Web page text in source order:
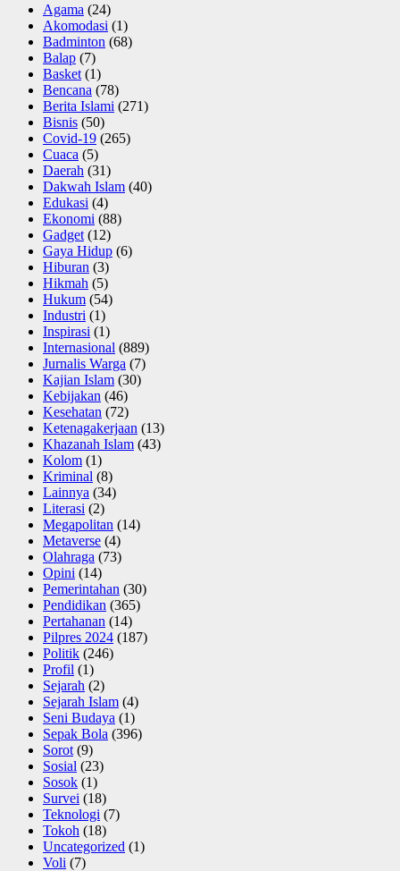
Agama (24)
Akomodasi (1)
Badminton (68)
Balap (7)
Basket (1)
Bencana (78)
Berita Islami (271)
Bisnis (50)
Covid-19 (265)
Cuaca (5)
Daerah (31)
Dakwah Islam (40)
Edukasi (4)
Ekonomi (88)
Gadget (12)
Gaya Hidup (6)
Hiburan (3)
Hikmah (5)
Hukum (54)
Industri (1)
Inspirasi (1)
Internasional (889)
Jurnalis Warga (7)
Kajian Islam (30)
Kebijakan (46)
Kesehatan (72)
Ketenagakerjaan (13)
Khazanah Islam (43)
Kolom (1)
Kriminal (8)
Lainnya (34)
Literasi (2)
Megapolitan (14)
Metaverse (4)
Olahraga (73)
Opini (14)
Pemerintahan (30)
Pendidikan (365)
Pertahanan (14)
Pilpres 2024 (187)
Politik (246)
Profil (1)
Sejarah (2)
Sejarah Islam (4)
Seni Budaya (1)
Sepak Bola (396)
Sorot (9)
Sosial (23)
Sosok (1)
Survei (18)
Teknologi (7)
Tokoh (18)
Uncategorized (1)
Voli (7)